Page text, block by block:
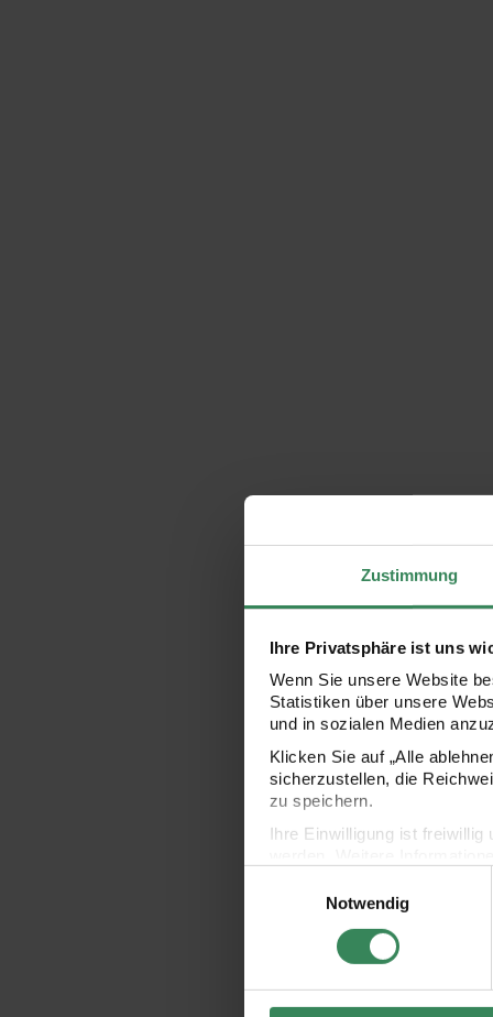
Zustimmung
Ihre Privatsphäre ist uns
Wenn Sie unsere Website
Statistiken über unsere
und in sozialen Medien
Klicken Sie auf „Alle
sicherzustellen, die
zu speichern.
Ihre Einwilligung ist freiwillig
Impressum
Datenschutz
Notwendig